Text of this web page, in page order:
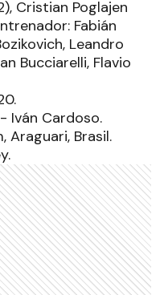
Cristian Poglajen
Fabián
Leandro
Bucciarelli, Flavio
Iván Cardoso.
Araguari, Brasil.